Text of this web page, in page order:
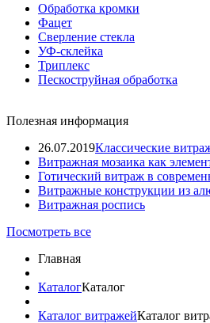
Обработка кромки
Фацет
Сверление стекла
УФ-склейка
Триплекс
Пескоструйная обработка
Полезная информация
26.07.2019Классические
Витражная мозаика как
Готический витраж в
Витражные конструкции из
Витражная роспись
Посмотреть все
Главная
КаталогКаталог
Каталог витражейКаталог